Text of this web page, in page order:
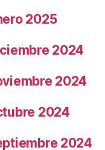
2025
2024
2024
2024
2024